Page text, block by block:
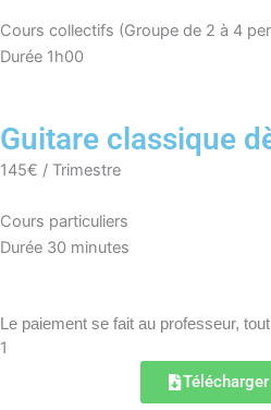
Cours collectifs (Groupe de 2 à 4
Durée 1h00
Guitare classique
145€ / Trimestre
Cours particuliers
Durée 30 minutes
Le paiement se fait au professeur,
1